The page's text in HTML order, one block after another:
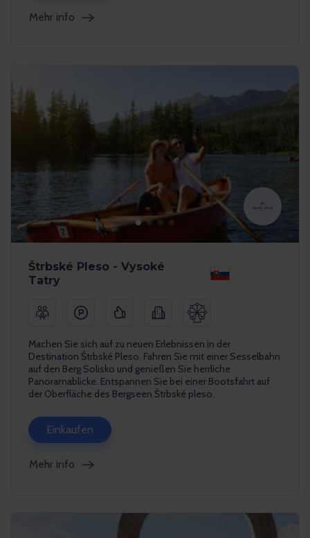
Mehr info
Štrbské Pleso - Vysoké
Tatry
Machen Sie sich auf zu neuen Erlebnissen in der
Destination Štrbské Pleso. Fahren Sie mit einer Sesselbahn
auf den Berg Solisko und genießen Sie herrliche
Panoramablicke. Entspannen Sie bei einer Bootsfahrt auf
der Oberfläche des Bergseen Štrbské pleso.
Einkaufen
Mehr info